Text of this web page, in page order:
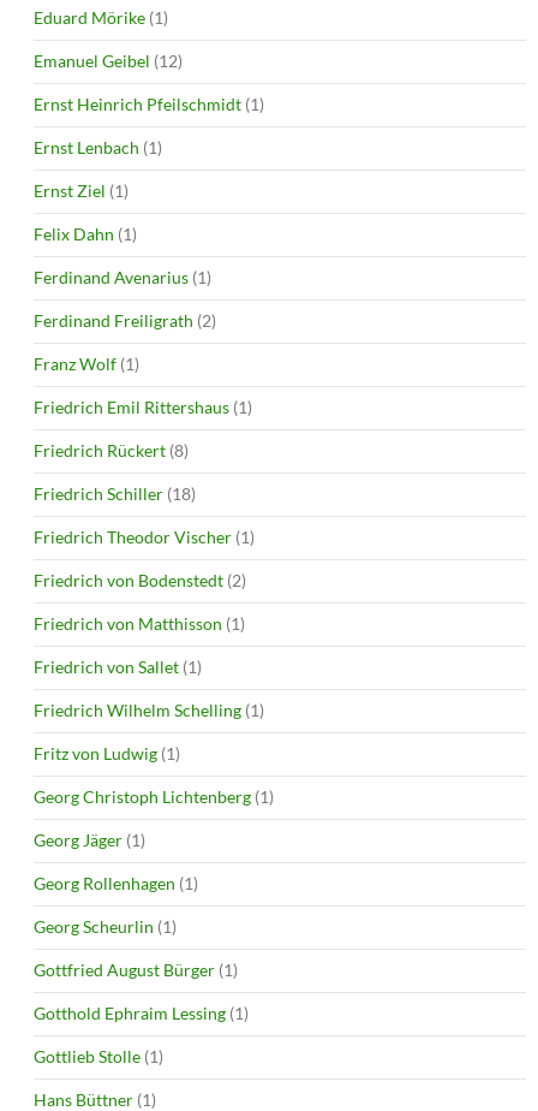
Eduard Mörike (1)
Emanuel Geibel (12)
Ernst Heinrich Pfeilschmidt (1)
Ernst Lenbach (1)
Ernst Ziel (1)
Felix Dahn (1)
Ferdinand Avenarius (1)
Ferdinand Freiligrath (2)
Franz Wolf (1)
Friedrich Emil Rittershaus (1)
Friedrich Rückert (8)
Friedrich Schiller (18)
Friedrich Theodor Vischer (1)
Friedrich von Bodenstedt (2)
Friedrich von Matthisson (1)
Friedrich von Sallet (1)
Friedrich Wilhelm Schelling (1)
Fritz von Ludwig (1)
Georg Christoph Lichtenberg (1)
Georg Jäger (1)
Georg Rollenhagen (1)
Georg Scheurlin (1)
Gottfried August Bürger (1)
Gotthold Ephraim Lessing (1)
Gottlieb Stolle (1)
Hans Büttner (1)